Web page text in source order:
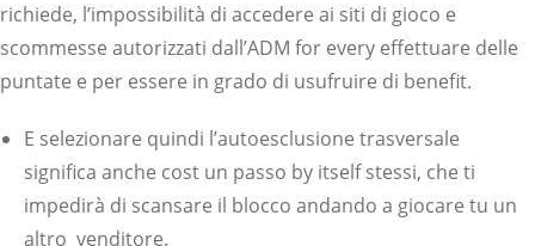
richiede, l’impossibilità di accedere ai siti di gioco e
scommesse autorizzati dall’ADM for every effettuare delle
puntate e per essere in grado di usufruire di benefit.
E selezionare quindi l’autoesclusione trasversale
significa anche cost un passo by itself stessi, che ti
impedirà di scansare il blocco andando a giocare tu un
altro venditore.